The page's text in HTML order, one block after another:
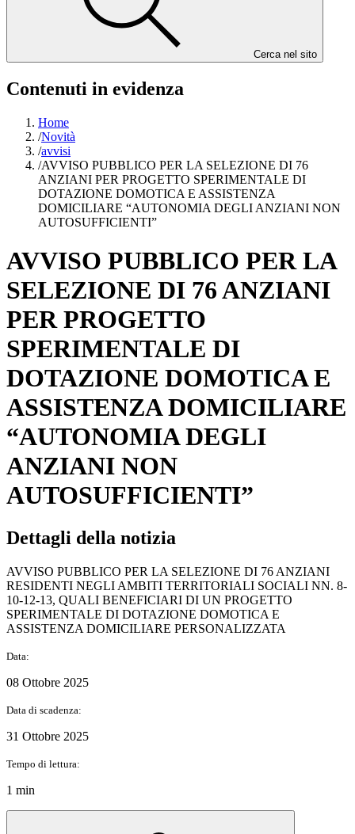
Cerca nel sito
Contenuti in evidenza
Home
/Novità
/avvisi
/AVVISO PUBBLICO PER LA SELEZIONE DI 76
ANZIANI PER PROGETTO SPERIMENTALE DI
DOTAZIONE DOMOTICA E ASSISTENZA
DOMICILIARE “AUTONOMIA DEGLI ANZIANI NON
AUTOSUFFICIENTI”
AVVISO PUBBLICO PER LA
SELEZIONE DI 76 ANZIANI
PER PROGETTO
SPERIMENTALE DI
DOTAZIONE DOMOTICA E
ASSISTENZA DOMICILIARE
“AUTONOMIA DEGLI
ANZIANI NON
AUTOSUFFICIENTI”
Dettagli della notizia
AVVISO PUBBLICO PER LA SELEZIONE DI 76 ANZIANI
RESIDENTI NEGLI AMBITI TERRITORIALI SOCIALI NN. 8-
10-12-13, QUALI BENEFICIARI DI UN PROGETTO
SPERIMENTALE DI DOTAZIONE DOMOTICA E
ASSISTENZA DOMICILIARE PERSONALIZZATA
Data:
08 Ottobre 2025
Data di scadenza:
31 Ottobre 2025
Tempo di lettura:
1 min